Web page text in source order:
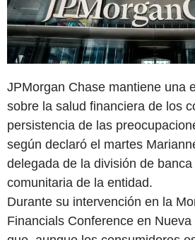
JPMorgan Chase mantiene una
sobre la salud financiera de los
persistencia de las
según declaró el martes
delegada de la división de
comunitaria de la entidad.
Durante su intervención en la
Financials Conference en